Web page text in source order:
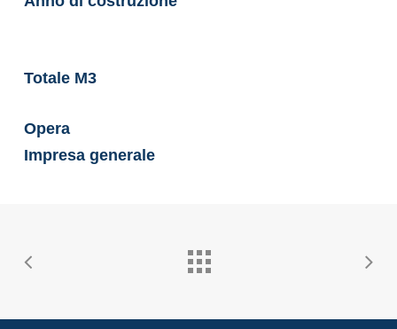
Totale M3
Opera
Impresa generale